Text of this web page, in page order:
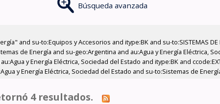
Búsqueda avanzada
and su-to:Equipos y Accesorios and itype:BK and su-to:SISTEMAS
de Energía and su-geo:Argentina and au:Agua y Energía Eléctrica,
y Energía Eléctrica, Sociedad del Estado and itype:BK and
y Energía Eléctrica, Sociedad del Estado and su-to:Sistemas de
4 resultados.